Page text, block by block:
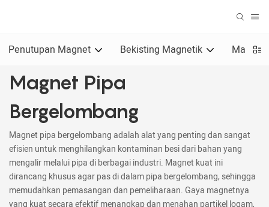
Penutupan Magnet Bekisting Magnetik Magnet
Magnet Pipa
Bergelombang
Magnet pipa bergelombang adalah alat yang penting dan sangat
efisien untuk menghilangkan kontaminan besi dari bahan yang
mengalir melalui pipa di berbagai industri. Magnet kuat ini
dirancang khusus agar pas di dalam pipa bergelombang, sehingga
memudahkan pemasangan dan pemeliharaan. Gaya magnetnya
yang kuat secara efektif menangkap dan menahan partikel logam,